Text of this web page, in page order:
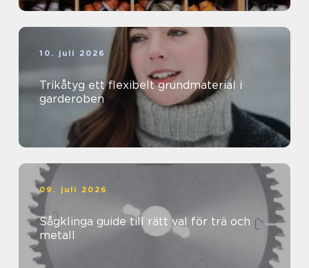
10. juli 2026
Trikåtyg ett flexibelt grundmaterial i
garderoben
09. juli 2026
Sågklinga guide till rätt val för trä och
metall